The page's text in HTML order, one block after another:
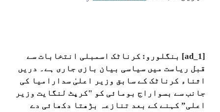
[ad_1] بنگلورو: کرناٹک اسمبلی انتخابات سے
قبل ریاست میں سیاسی بیان بازی جاری ہے۔ دریں
اثناء کرناٹک کے سابق وزیر اعلیٰ سدارامیا کی
جانب سے بسواراج بومائی کو "کرپٹ لنگایت وزیر
اعلی” کہنے کے بعد تنازعہ بڑھتا دکھائی دے